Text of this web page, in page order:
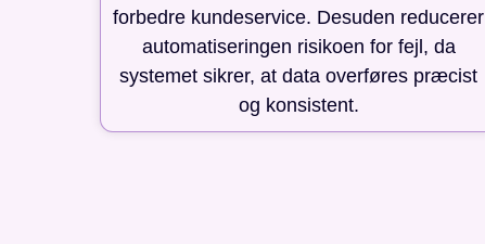
forbedre kundeservice. Desuden reducerer
automatiseringen risikoen for fejl, da
systemet sikrer, at data overføres præcist
og konsistent.